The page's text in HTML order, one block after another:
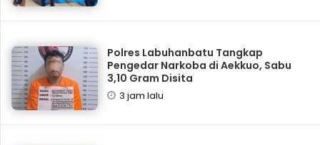
Polres Labuhanbatu Tangkap
Pengedar Narkoba di Aekkuo, Sabu
3,10 Gram Disita
3 jam lalu